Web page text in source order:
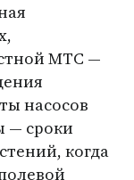
МТС —
насосов
— сроки
когда